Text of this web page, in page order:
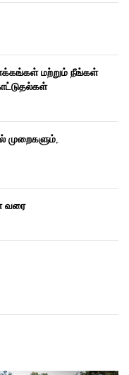
மற்றும் நீங்கள்
முறைகளும்,
வரை